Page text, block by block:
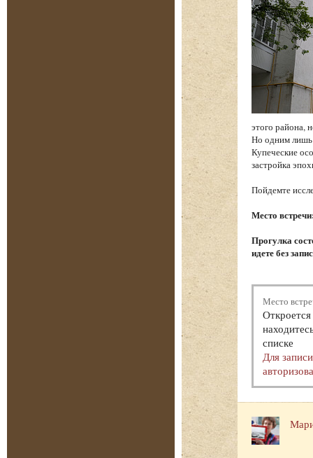
этого района,
Но одним лишь
Купеческие
застройка
Пойдемте
Место
Прогулка
идете без
Место
списке
Для